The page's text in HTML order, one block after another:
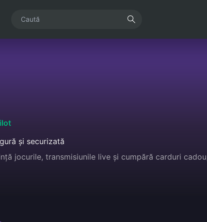
și securizată
jocurile, transmisiunile live și cumpără carduri